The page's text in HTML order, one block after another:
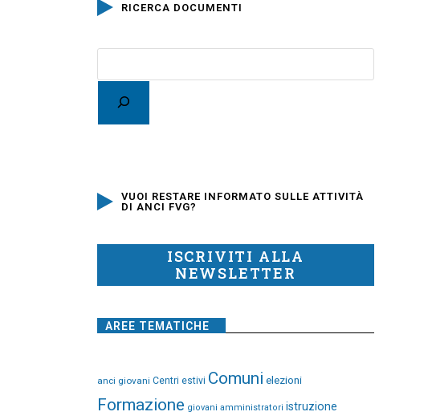
RICERCA DOCUMENTI
VUOI RESTARE INFORMATO SULLE ATTIVITÀ
DI ANCI FVG?
ISCRIVITI ALLA
NEWSLETTER
AREE TEMATICHE
anci giovani Centri estivi Comuni elezioni
Formazione giovani amministratori istruzione